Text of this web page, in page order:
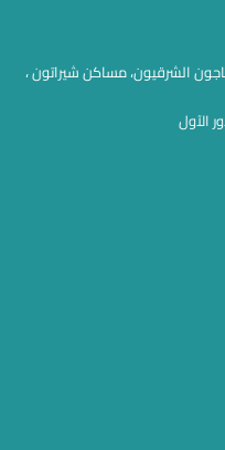
الشرقيون، مساكن شيراتون ،